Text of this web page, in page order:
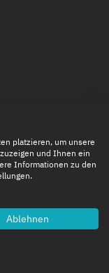
platzieren, um unsere
und Ihnen ein
Informationen zu den
Ablehnen